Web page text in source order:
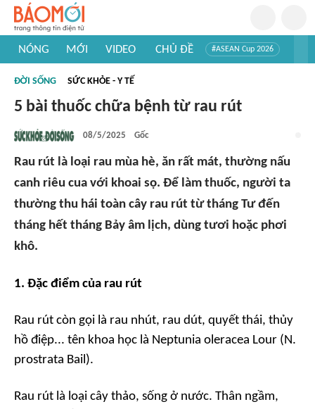
NÓNG MỚI VIDEO CHỦ ĐỀ #ASEAN Cup 2026
#Khám phá thế giới
ĐỜI SỐNG SỨC KHỎE - Y TẾ
5 bài thuốc chữa bệnh từ rau rút
08/5/2025 Gốc
Rau rút là loại rau mùa hè, ăn rất mát, thường nấu
canh riêu cua với khoai sọ. Để làm thuốc, người ta
thường thu hái toàn cây rau rút từ tháng Tư đến
tháng hết tháng Bảy âm lịch, dùng tươi hoặc phơi
khô.
1. Đặc điểm của rau rút
Rau rút còn gọi là rau nhút, rau dút, quyết thái, thủy
hồ điệp... tên khoa học là Neptunia oleracea Lour (N.
prostrata Bail).
Rau rút là loại cây thảo, sống ở nước. Thân ngầm,